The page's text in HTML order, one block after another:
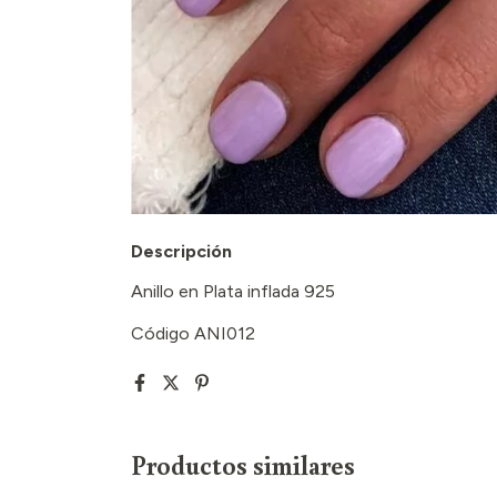
Descripción
Anillo en Plata inflada 925
Código ANI012
Productos similares